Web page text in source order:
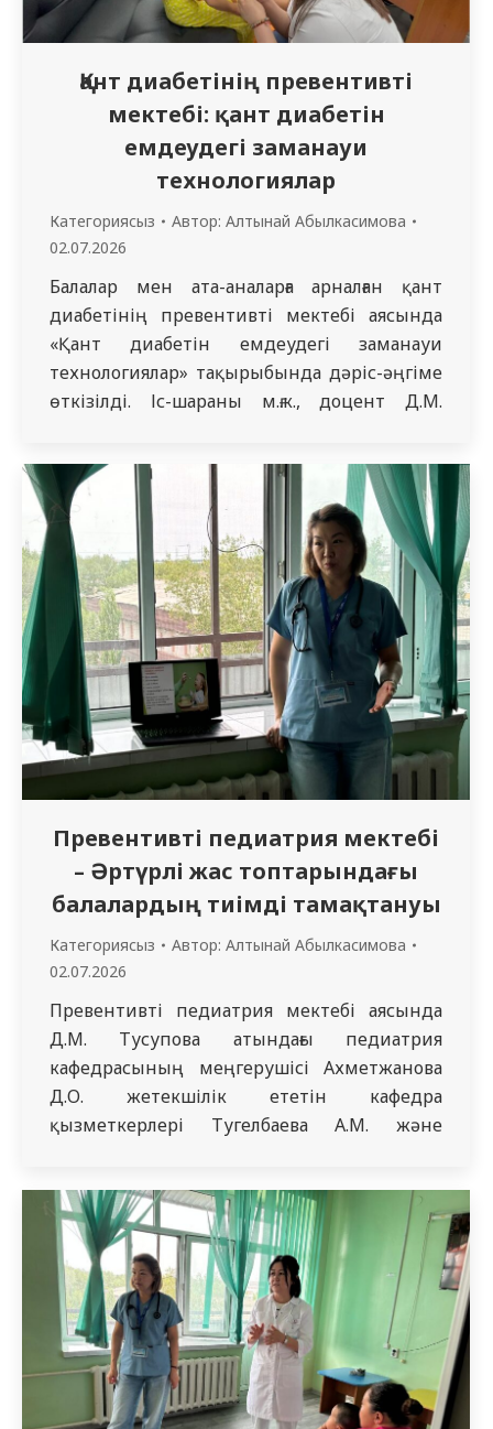
Қант диабетінің превентивті
мектебі: қант диабетін
емдеудегі заманауи
технологиялар
Категориясыз Автор: Алтынай Абылкасимова
02.07.2026
Балалар мен ата-аналарға арналған қант
диабетінің превентивті мектебі аясында
«Қант диабетін емдеудегі заманауи
технологиялар» тақырыбында дәріс-әңгіме
өткізілді. Іс-шараны м.ғ.к., доцент Д.М.
кафедрасының меңгерушісі,
қауымдастырылған профессор Ахметжанова
Д.О., PhD Түгелбаева А.М. және м.ғ.к., доцент
Д.М. Тусупова атындағы педиатрия
кафедрасының ассистенттері Койшыбаева
К.Ж. өткізді. Дәріс-әңгіме барысында
қатысушыларға балалардағы қант диабетін
емдеуде қолданылатын заманауи
технологиялар…
Превентивті педиатрия мектебі
– Әртүрлі жас топтарындағы
балалардың тиімді тамақтануы
Категориясыз Автор: Алтынай Абылкасимова
02.07.2026
Превентивті педиатрия мектебі аясында
Д.М. Тусупова атындағы педиатрия
кафедрасының меңгерушісі Ахметжанова
Д.О. жетекшілік ететін кафедра
қызметкерлері Тугелбаева А.М. және
топтарындағы балалардың тиімді
тамақтануы» тақырыбында семинар
өткізді. Семинар барысында балалардың
жас ерекшеліктерін ескере отырып, дұрыс
әрі теңгерімді тамақтанудың негізгі
қағидаттары, өсіп келе жатқан ағзаның
ақуыздарға, майларға, көмірсуларға,…